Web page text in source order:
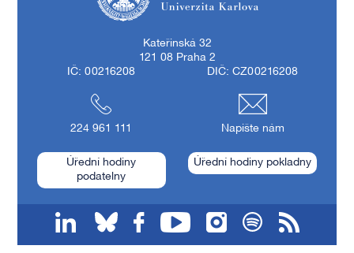
Kateřinská 32
121 08 Praha 2
IČ: 00216208
DIČ: CZ00216208
224 961 111 Napište nám
Úřední hodiny
podatelny
Úřední hodiny pokladny